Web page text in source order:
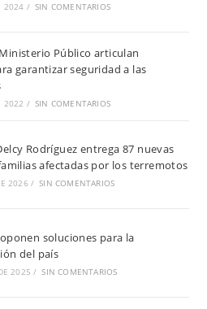
2024 / SIN COMENTARIOS
Público articulan
garantizar seguridad a las
2022 / SIN COMENTARIOS
Rodríguez entrega 87 nuevas
afectadas por los terremotos
2026 / SIN COMENTARIOS
soluciones para la
del país
2025 / SIN COMENTARIOS